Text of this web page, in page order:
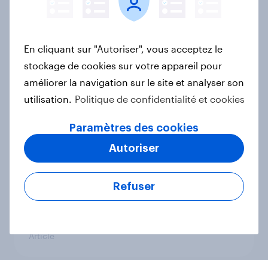
efficace ?
bancaire
Bilan 2024 des super et
Article
En cliquant sur "Autoriser", vous acceptez le
stockage de cookies sur votre appareil pour
améliorer la navigation sur le site et analyser son
utilisation.
Politique de confidentialité et cookies
Paramètres des cookies
Refuser
Autoriser